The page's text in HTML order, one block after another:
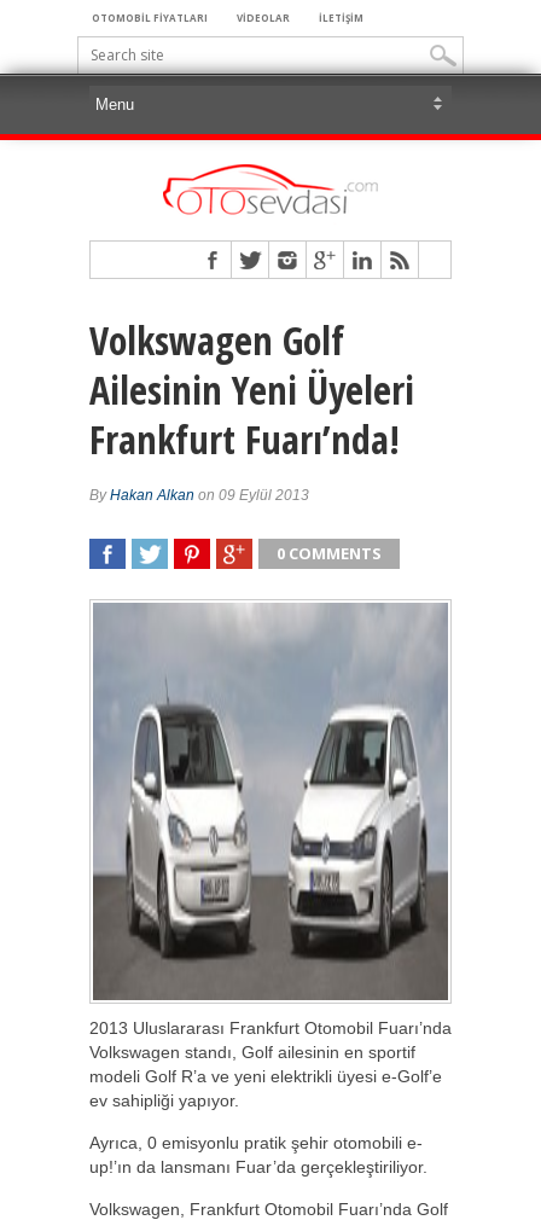
OTOMOBİL FİYATLARI VİDEOLAR İLETİŞİM
Volkswagen Golf
Ailesinin Yeni Üyeleri
Frankfurt Fuarı’nda!
ByHakan Alkan on 09 Eylül 2013
0 COMMENTS
2013 Uluslararası Frankfurt Otomobil Fuarı’nda
Volkswagen standı, Golf ailesinin en sportif
modeli Golf R’a ve yeni elektrikli üyesi e-Golf’e
ev sahipliği yapıyor.
Ayrıca, 0 emisyonlu pratik şehir otomobili e-
up!’ın da lansmanı Fuar’da gerçekleştiriliyor.
Volkswagen, Frankfurt Otomobil Fuarı’nda Golf